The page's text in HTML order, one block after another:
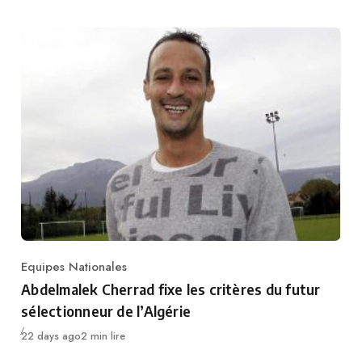
Category
Equipes Nationales
Abdelmalek Cherrad fixe les critères du futur
sélectionneur de l’Algérie
Publié
22 days ago2 min lire